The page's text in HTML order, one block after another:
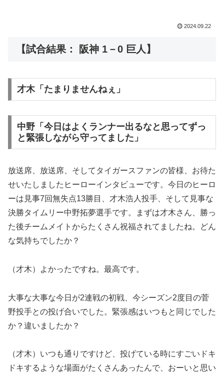
2024.09.22
【試合結果： 阪神 1－0 巨人】
才木「たまりませんねぇ」
中野「今日はよくランナー出るなと思ってずっ
と緊張しながら守ってました」
放送席、放送席、そしてタイガースファンの皆様、お待た
せいたしましたヒーローインタビューです。今日のヒーロ
ーは見事7回無失点13勝目、才木浩人投手、そして見事な
決勝タイムリー中野拓夢選手です。まずは才木さん、勝っ
た後チームメイトからたくさん祝福されてましたね。どん
な気持ちでしたか？
（才木）よかったですね。最高です。
大事な大事な今日が2連戦の初戦、今シーズン2度目の菅
野投手との投げ合いでした。緊張感はいつもと同じでした
か？違いましたか？
（才木）いつも通りですけど、投げている時にすごいドキ
ドキするような場面がたくさんあったんで、おーいと思い